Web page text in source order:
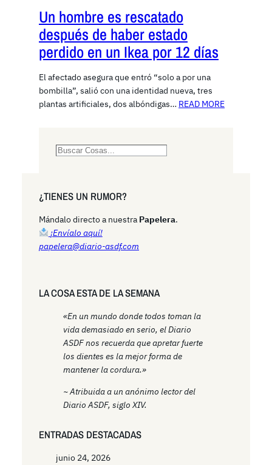
Un hombre es rescatado
después de haber estado
perdido en un Ikea por 12 días
El afectado asegura que entró “solo a por una
bombilla”, salió con una identidad nueva, tres
plantas artificiales, dos albóndigas… READ MORE
S
r
h
¿TIENES UN RUMOR?
Mándalo directo a nuestra Papelera.
¡Envíalo aquí!
papelera@diario-asdf.com
LA COSA ESTA DE LA SEMANA
«En un mundo donde todos toman la
vida demasiado en serio, el Diario
ASDF nos recuerda que apretar fuerte
los dientes es la mejor forma de
mantener la cordura.»
~ Atribuida a un anónimo lector del
Diario ASDF, siglo XIV.
ENTRADAS DESTACADAS
junio 24, 2026